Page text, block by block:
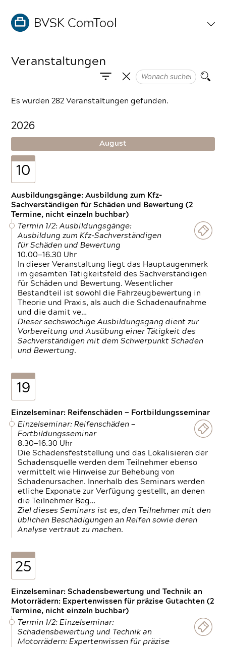
Veranstaltungen
Es wurden 282 Veranstaltungen gefunden.
2026
August
10
Ausbildungsgänge: Ausbildung zum Kfz-
Sachverständigen für Schäden und Bewertung (2
Termine, nicht einzeln buchbar)
Termin 1/2: Ausbildungsgänge:
Ausbildung zum Kfz-Sachverständigen
für Schäden und Bewertung
10.00—16.30 Uhr
In dieser Veranstaltung liegt das Hauptaugenmerk
im gesamten Tätigkeitsfeld des Sachverständigen
für Schäden und Bewertung. Wesentlicher
Bestandteil ist sowohl die Fahrzeugbewertung in
Theorie und Praxis, als auch die Schadenaufnahme
und die damit ve…
Dieser sechswöchige Ausbildungsgang dient zur
Vorbereitung und Ausübung einer Tätigkeit des
Sachverständigen mit dem Schwerpunkt Schaden
und Bewertung.
19
Einzelseminar: Reifenschäden — Fortbildungsseminar
Einzelseminar: Reifenschäden —
Fortbildungsseminar
8.30—16.30 Uhr
Die Schadensfeststellung und das Lokalisieren der
Schadensquelle werden dem Teilnehmer ebenso
vermittelt wie Hinweise zur Behebung von
Schadenursachen. Innerhalb des Seminars werden
etliche Exponate zur Verfügung gestellt, an denen
die Teilnehmer Beg…
Ziel dieses Seminars ist es, den Teilnehmer mit den
üblichen Beschädigungen an Reifen sowie deren
Analyse vertraut zu machen.
25
Einzelseminar: Schadensbewertung und Technik an
Motorrädern: Expertenwissen für präzise Gutachten (2
Termine, nicht einzeln buchbar)
Termin 1/2: Einzelseminar:
Schadensbewertung und Technik an
Motorrädern: Expertenwissen für präzise